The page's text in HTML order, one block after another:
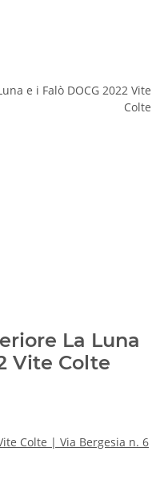
La Luna
Vite Colte
Colte | Via Bergesia n. 6